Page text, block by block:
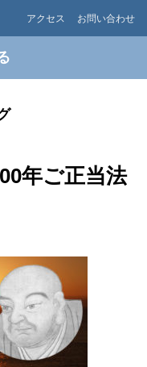
アクセス お問い合わせ
年ご正当法